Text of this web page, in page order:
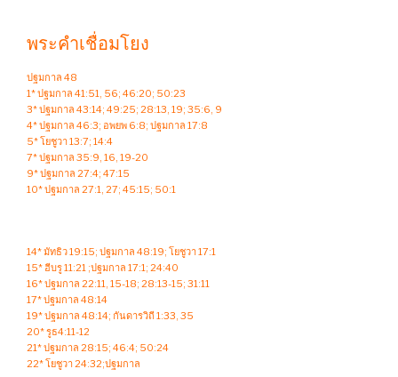
พระคำเชื่อมโยง
ปฐมกาล 48
1* ปฐมกาล 41:51, 56; 46:20; 50:23
3* ปฐมกาล 43:14; 49:25; 28:13, 19; 35:6, 9
4* ปฐมกาล 46:3; อพยพ 6:8; ปฐมกาล 17:8
5* โยชูวา 13:7; 14:4
7* ปฐมกาล 35:9, 16, 19-20
9* ปฐมกาล 27:4; 47:15
10* ปฐมกาล 27:1, 27; 45:15; 50:1
14* มัทธิว 19:15; ปฐมกาล 48:19; โยชูวา 17:1
15* ฮีบรู 11:21 ;ปฐมกาล 17:1; 24:40
16* ปฐมกาล 22:11, 15-18; 28:13-15; 31:11
17* ปฐมกาล 48:14
19* ปฐมกาล 48:14; กันดารวิถี 1:33, 35
20* รูธ4:11-12
21* ปฐมกาล 28:15; 46:4; 50:24
22* โยชูวา 24:32;ปฐมกาล